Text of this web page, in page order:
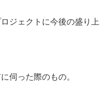
ジェクトに今後の盛り上
伺った際のもの。